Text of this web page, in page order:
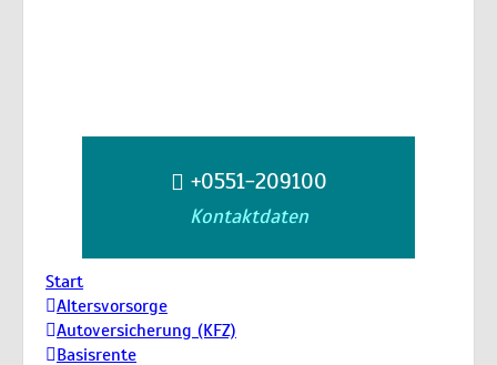
+0551-209100
Kontaktdaten
Start
Altersvorsorge
Autoversicherung (KFZ)
Basisrente